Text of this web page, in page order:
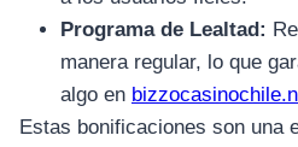
โทรทัศน์
สินค้าตามแบรนด์
Programa de Lealtad:
manera regular, lo que
algo en
Estas bonificaciones son una